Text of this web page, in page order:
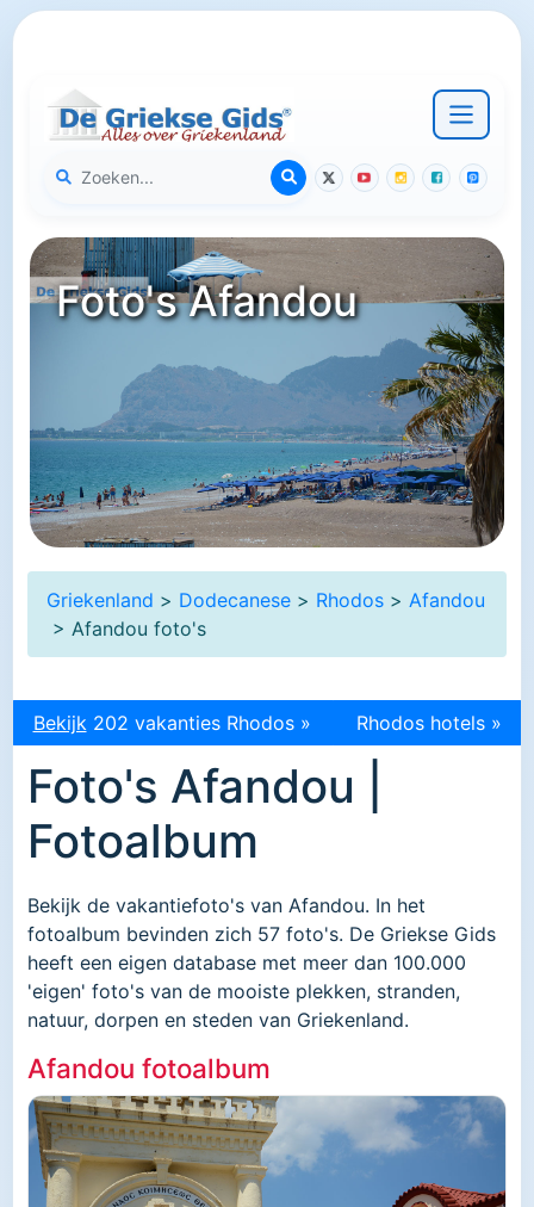
Foto's Afandou
Griekenland > Dodecanese > Rhodos > Afandou
> Afandou foto's
Bekijk 202 vakanties Rhodos » Rhodos hotels »
Foto's Afandou |
Fotoalbum
Bekijk de vakantiefoto's van Afandou. In het
fotoalbum bevinden zich 57 foto's. De Griekse Gids
heeft een eigen database met meer dan 100.000
'eigen' foto's van de mooiste plekken, stranden,
natuur, dorpen en steden van Griekenland.
Afandou fotoalbum